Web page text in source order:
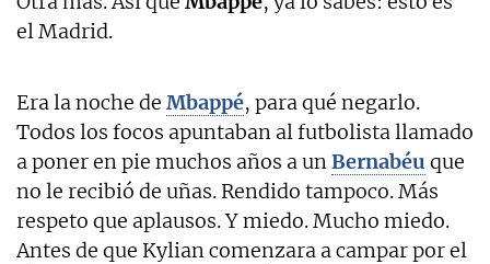
el Madrid.
Era la noche de Mbappé, para qué negarlo.
Todos los focos apuntaban al futbolista llamado
a poner en pie muchos años a unBernabéu que
no le recibió de uñas. Rendido tampoco. Más
respeto que aplausos. Y miedo. Mucho miedo.
Antes de que Kylian comenzara a campar por el